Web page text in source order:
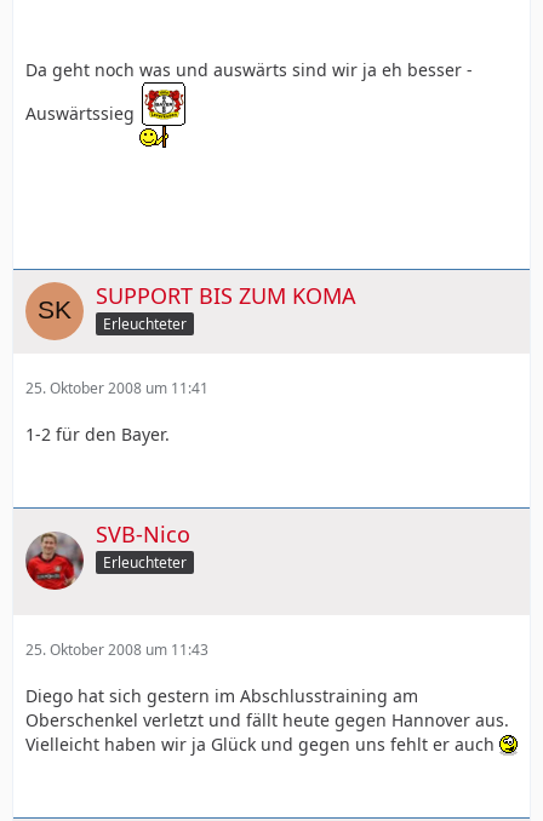
Da geht noch was und auswärts sind wir ja eh besser -
Auswärtssieg
SUPPORT BIS ZUM KOMA
Erleuchteter
25. Oktober 2008 um 11:41
1-2 für den Bayer.
SVB-Nico
Erleuchteter
25. Oktober 2008 um 11:43
Diego hat sich gestern im Abschlusstraining am
Oberschenkel verletzt und fällt heute gegen Hannover aus.
Vielleicht haben wir ja Glück und gegen uns fehlt er auch